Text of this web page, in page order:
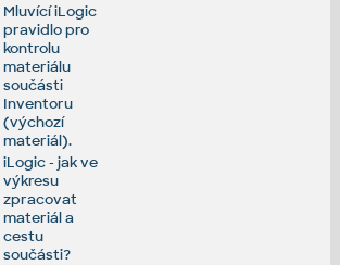
Mluvící iLogic
pravidlo pro
kontrolu
materiálu
součásti
Inventoru
(výchozí
materiál).
iLogic - jak ve
výkresu
zpracovat
materiál a
cestu
součásti?